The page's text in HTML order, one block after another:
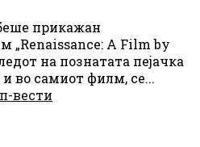
прикажан
„Renaissance: A Film by
на познатата пејачка
во самиот филм, се...
вести